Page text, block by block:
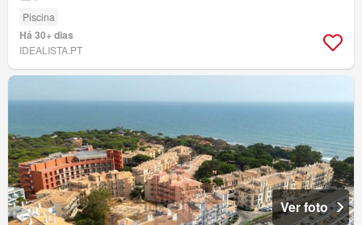
Piscina
Há 30+ dias
IDEALISTA.PT
Ver foto